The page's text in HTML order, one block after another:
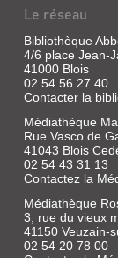
Le réseau
Bibliothèque
4/6 place Jean-
41000 Blois
02 54 56 27 40
Contacter la
Médiathèque
Rue Vasco de
41043 Blois
02 54 43 31 13
Contactez la
Médiathèque
3, rue du vieux
41150 Veuzain-
02 54 20 78 00